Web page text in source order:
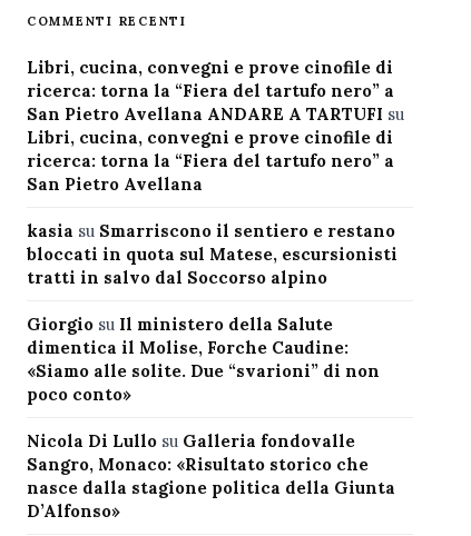
COMMENTI RECENTI
Libri, cucina, convegni e prove cinofile di
ricerca: torna la “Fiera del tartufo nero” a
San Pietro Avellana ANDARE A TARTUFI su
Libri, cucina, convegni e prove cinofile di
ricerca: torna la “Fiera del tartufo nero” a
San Pietro Avellana
kasia su Smarriscono il sentiero e restano
bloccati in quota sul Matese, escursionisti
tratti in salvo dal Soccorso alpino
Giorgiosu Il ministero della Salute
dimentica il Molise, Forche Caudine:
«Siamo alle solite. Due “svarioni” di non
poco conto»
Nicola Di Lullosu Galleria fondovalle
Sangro, Monaco: «Risultato storico che
nasce dalla stagione politica della Giunta
D’Alfonso»